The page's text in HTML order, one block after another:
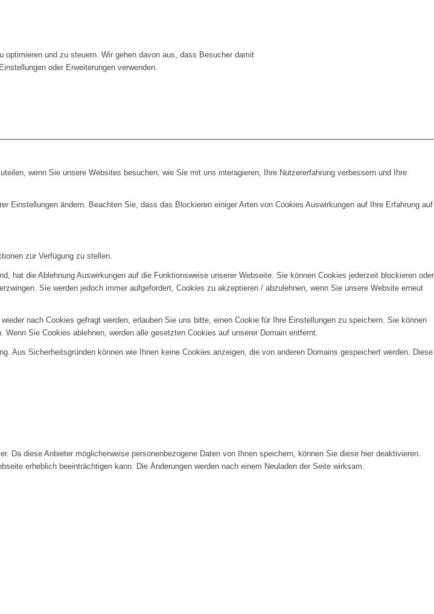
und zu steuern. Wir gehen davon aus, dass Besucher damit
oder Erweiterungen verwenden.
wenn Sie unsere Websites besuchen, wie Sie mit uns interagieren, Ihre Nutzererfahrung verbessern und Ihre
ändern. Beachten Sie, dass das Blockieren einiger Arten von Cookies Auswirkungen auf Ihre Erfahrung auf
zur Verfügung zu stellen.
hat die Ablehnung Auswirkungen auf die Funktionsweise unserer Webseite. Sie können Cookies jederzeit blockieren oder
Sie werden jedoch immer aufgefordert, Cookies zu akzeptieren / abzulehnen, wenn Sie unsere Website erneut
nach Cookies gefragt werden, erlauben Sie uns bitte, einen Cookie für Ihre Einstellungen zu speichern. Sie können
Sie Cookies ablehnen, werden alle gesetzten Cookies auf unserer Domain entfernt.
Aus Sicherheitsgründen können wie Ihnen keine Cookies anzeigen, die von anderen Domains gespeichert werden. Diese
diese Anbieter möglicherweise personenbezogene Daten von Ihnen speichern, können Sie diese hier deaktivieren.
erheblich beeinträchtigen kann. Die Änderungen werden nach einem Neuladen der Seite wirksam.